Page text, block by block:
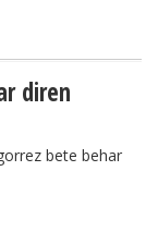
diren
bete behar